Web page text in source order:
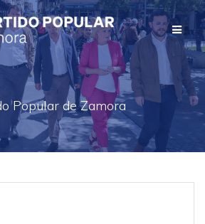
Saltar
al
contenido
Popular de Zamora